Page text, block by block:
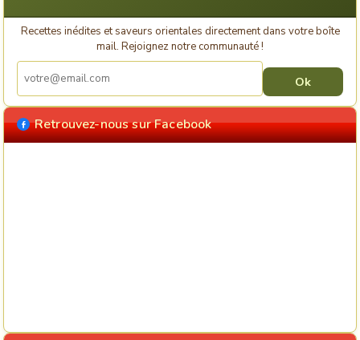
Recettes inédites et saveurs orientales directement dans votre boîte
mail. Rejoignez notre communauté !
Retrouvez-nous sur Facebook